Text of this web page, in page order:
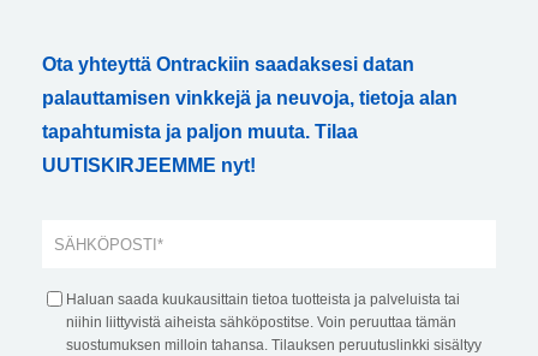
Ota yhteyttä Ontrackiin saadaksesi datan
palauttamisen vinkkejä ja neuvoja, tietoja alan
tapahtumista ja paljon muuta. Tilaa
UUTISKIRJEEMME nyt!
Haluan saada kuukausittain tietoa tuotteista ja palveluista tai
niihin liittyvistä aiheista sähköpostitse. Voin peruuttaa tämän
suostumuksen milloin tahansa. Tilauksen peruutuslinkki sisältyy